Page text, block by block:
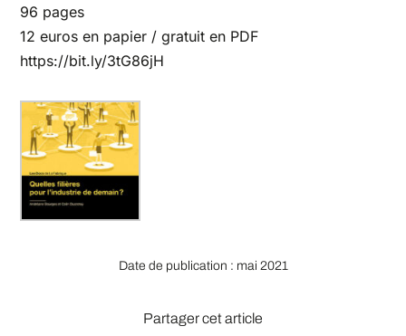
96 pages
12 euros en papier / gratuit en PDF
https://bit.ly/3tG86jH
Date de publication : mai 2021
Partager cet article